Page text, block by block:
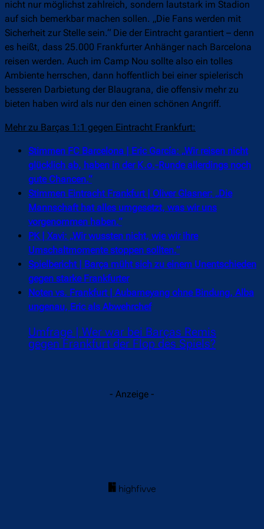
nicht nur möglichst zahlreich, sondern lautstark im Stadion
auf sich bemerkbar machen sollen. „Die Fans werden mit
Sicherheit zur Stelle sein.“ Die der Eintracht garantiert – denn
es heißt, dass 25.000 Frankfurter Anhänger nach Barcelona
reisen werden. Auch im Camp Nou sollte also ein tolles
Ambiente herrschen, dann hoffentlich bei einer spielerisch
besseren Darbietung der Blaugrana, die offensiv mehr zu
bieten haben wird als nur den einen schönen Angriff.
Mehr zu Barças 1:1 gegen Eintracht Frankfurt:
Stimmen FC Barcelona | Eric García: „Wir reisen nicht
glücklich ab, haben in der K.o.-Runde allerdings noch
gute Chancen.“
Stimmen Eintracht Frankfurt | Oliver Glasner: „Die
Mannschaft hat alles umgesetzt, was wir uns
vorgenommen haben.“
PK | Xavi: „Wir wussten nicht, wie wir ihre
Umschaltmomente stoppen sollten.“
Spielbericht | Barça müht sich zu einem Unentschieden
gegen starke Frankfurter
Noten vs. Frankfurt | Aubameyang ohne Bindung, Alba
ungenau, Eric als Abwehrchef
Umfrage | Wer war bei Barças Remis
gegen Frankfurt der Flop des Spiels?
- Anzeige -